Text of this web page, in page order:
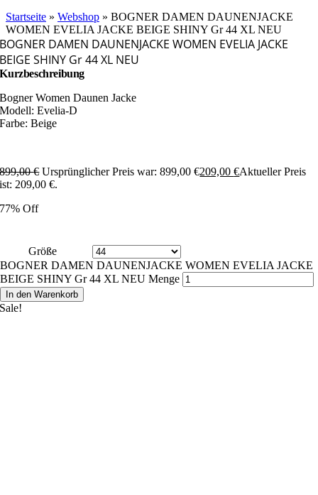
Startseite » Webshop » BOGNER DAMEN DAUNENJACKE
WOMEN EVELIA JACKE BEIGE SHINY Gr 44 XL NEU
BOGNER DAMEN DAUNENJACKE WOMEN EVELIA JACKE
BEIGE SHINY Gr 44 XL NEU
Kurzbeschreibung
Bogner Women Daunen Jacke
Modell: Evelia-D
Farbe: Beige
899,00€ Ursprünglicher Preis war: 899,00 €209,00€Aktueller Preis
ist: 209,00 €.
77% Off
Größe
BOGNER DAMEN DAUNENJACKE WOMEN EVELIA JACKE
BEIGE SHINY Gr 44 XL NEU Menge
In den Warenkorb
Sale!